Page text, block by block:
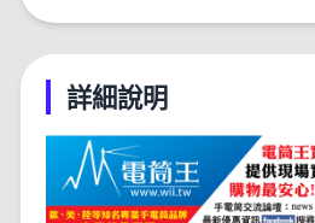
詳細說明